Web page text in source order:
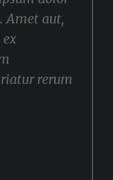
Amet aut,
rerum